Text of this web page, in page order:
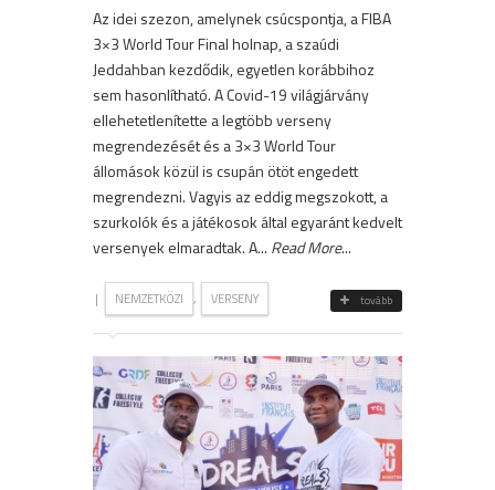
Az idei szezon, amelynek csúcspontja, a FIBA
3×3 World Tour Final holnap, a szaúdi
Jeddahban kezdődik, egyetlen korábbihoz
sem hasonlítható. A Covid-19 világjárvány
ellehetetlenítette a legtöbb verseny
megrendezését és a 3×3 World Tour
állomások közül is csupán ötöt engedett
megrendezni. Vagyis az eddig megszokott, a
szurkolók és a játékosok által egyaránt kedvelt
versenyek elmaradtak. A... Read More...
| NEMZETKÖZI , VERSENY tovább